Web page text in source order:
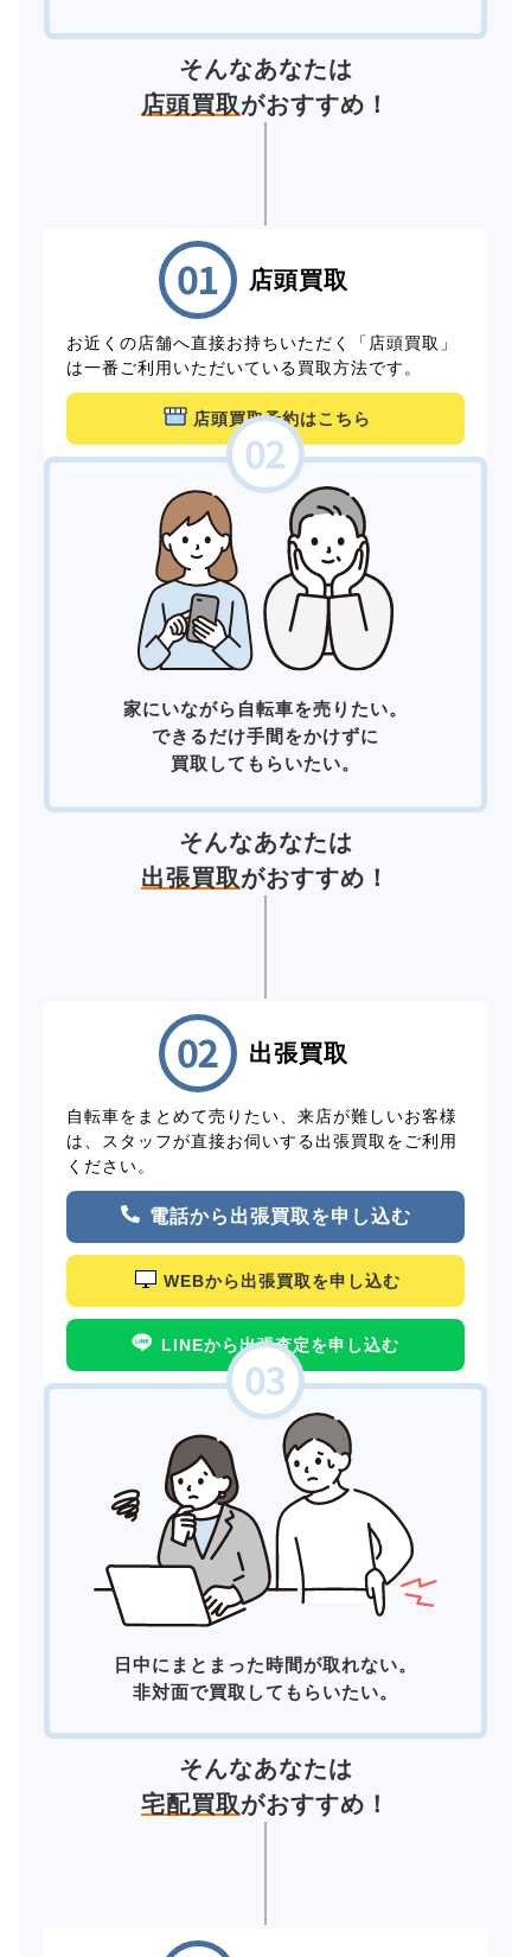
そんなあなたは
店頭買取がおすすめ！
店頭買取
お近くの店舗へ直接お持ちいただく「店頭買取」
は一番ご利用いただいている買取方法です。
店頭買取予約はこちら
家にいながら自転車を売りたい。
できるだけ手間をかけずに
買取してもらいたい。
そんなあなたは
出張買取がおすすめ！
出張買取
自転車をまとめて売りたい、来店が難しいお客様
は、スタッフが直接お伺いする出張買取をご利用
ください。
電話から出張買取を申し込む
WEBから出張買取を申し込む
LINEから出張査定を申し込む
日中にまとまった時間が取れない。
非対面で買取してもらいたい。
そんなあなたは
宅配買取がおすすめ！